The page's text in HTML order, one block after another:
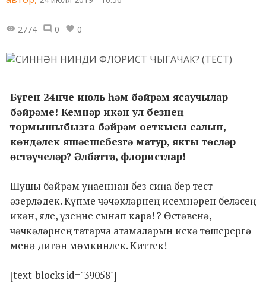
2774 0 0
Бүген 24нче июль һәм бәйрәм ясаучылар
бәйрәме! Кемнәр икән ул безнең
тормышыбызга бәйрәм оеткысы салып,
көндәлек яшәешебезгә матур, якты төсләр
өстәүчеләр? Әлбәттә, флористлар!
Шушы бәйрәм уңаеннан без сиңа бер тест
әзерләдек. Күпме чәчәкләрнең исемнәрен беләсең
икән, яле, үзеңне сынап кара! ? Өстәвенә,
чәчкәләрнең татарча атамаларын искә төшерергә
менә дигән мөмкинлек. Киттек!
[text-blocks id="39058"]